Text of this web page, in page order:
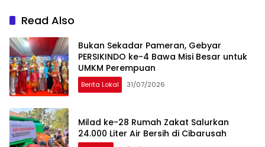
Indonesia dan Jepang
Read Also
Bukan Sekadar Pameran, Gebyar
PERSIKINDO ke-4 Bawa Misi Besar untuk
UMKM Perempuan
Berita Lokal 31/07/2026
Milad ke-28 Rumah Zakat Salurkan
24.000 Liter Air Bersih di Cibarusah